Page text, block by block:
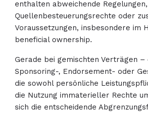
enthalten abweichende
Quellenbesteuerungsrechte oder
Voraussetzungen, insbesondere im
beneficial ownership.
Gerade bei gemischten Verträgen –
Sponsoring-, Endorsement- oder
die sowohl persönliche
die Nutzung immaterieller Rechte
sich die entscheidende